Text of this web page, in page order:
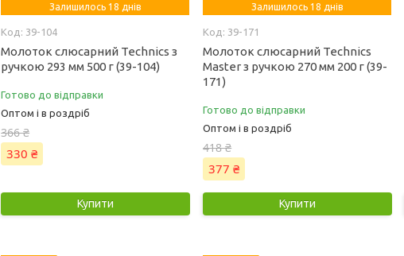
Залишилось 18 днів
39-104
Молоток слюсарний Technics з
ручкою 293 мм 500 г (39-104)
Готово до відправки
Оптом і в роздріб
366 ₴
330 ₴
Купити
Залишилось 18 днів
39-171
Молоток слюсарний Technics
Master з ручкою 270 мм 200 г (39-
171)
Готово до відправки
Оптом і в роздріб
418 ₴
377 ₴
Купити